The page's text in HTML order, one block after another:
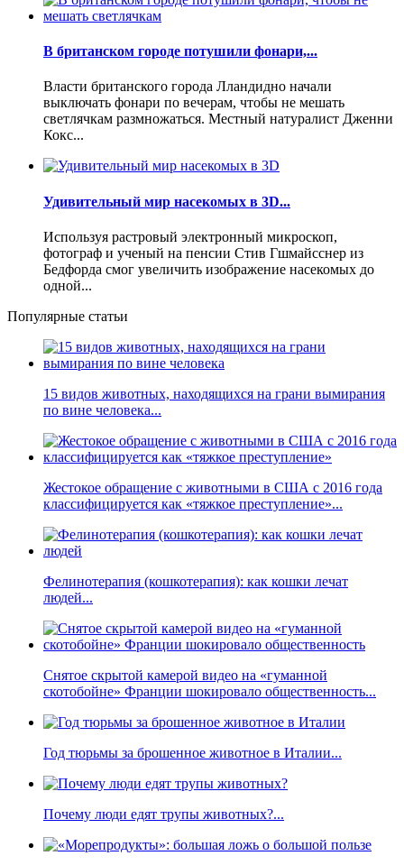
В британском городе потушили фонари,...
Власти британского города Лландидно начали
выключать фонари по вечерам, чтобы не мешать
светлячкам размножаться. Местный натуралист Дженни
Кокс...
Удивительный мир насекомых в 3D...
Используя растровый электронный микроскоп,
фотограф и ученый на пенсии Стив Гшмайсснер из
Бедфорда смог увеличить изображение насекомых до
одной...
Популярные статьи
15 видов животных, находящихся на грани вымирания
по вине человека...
Жестокое обращение с животными в США с 2016 года
классифицируется как «тяжкое преступление»...
Фелинотерапия (кошкотерапия): как кошки лечат
людей...
Снятое скрытой камерой видео на «гуманной
скотобойне» Франции шокировало общественность...
Год тюрьмы за брошенное животное в Италии...
Почему люди едят трупы животных?...